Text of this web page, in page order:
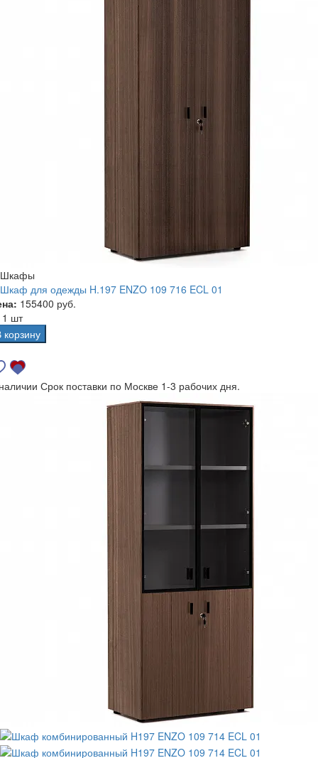
Шкафы
Шкаф для одежды H.197 ENZO 109 716 ECL 01
155400 руб.
1 шт
корзину
Срок поставки по Москве 1-3 рабочих дня.